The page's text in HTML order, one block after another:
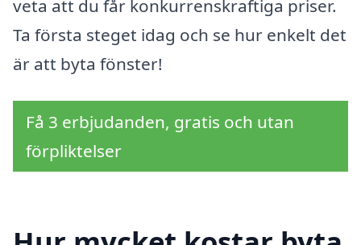
veta att du får konkurrenskraftiga priser.
Ta första steget idag och se hur enkelt det
är att byta fönster!
Få 3 erbjudanden, gratis och utan
förpliktelser